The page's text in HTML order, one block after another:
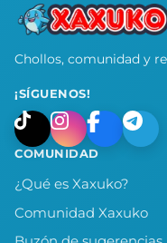
Chollos, comunidad y
¡SÍGUENOS!
COMUNIDAD
¿Qué es Xaxuko?
Comunidad Xaxuko